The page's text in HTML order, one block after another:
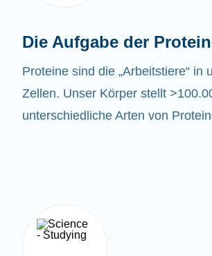
Die Aufgabe der
Proteine sind die „Arbeitstiere“ in
Zellen. Unser Körper stellt
unterschiedliche Arten von